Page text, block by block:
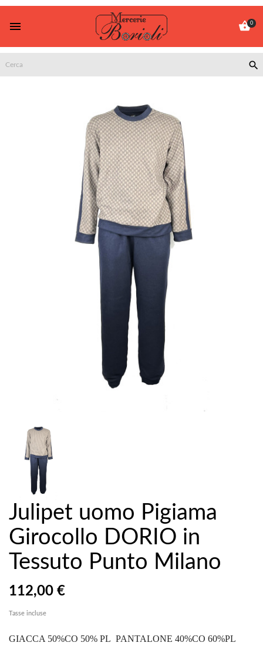
 0

Julipet uomo Pigiama
Girocollo DORIO in
Tessuto Punto Milano
112,00 €
Tasse incluse
GIACCA 50%CO 50% PL PANTALONE 40%CO 60%PL